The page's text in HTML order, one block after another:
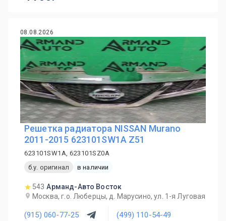
08.08.2026
Решетка радиатора NISSAN Murano
2011-2015 623101SW1A Z51
623101SW1A, 623101SZ0A
б.у. оригинал
в наличии
543 Арманд-Авто Восток
Москва, г.о. Люберцы, д. Марусино, ул. 1-я Луговая
(915) 060-77-25 (499) 110-54-49